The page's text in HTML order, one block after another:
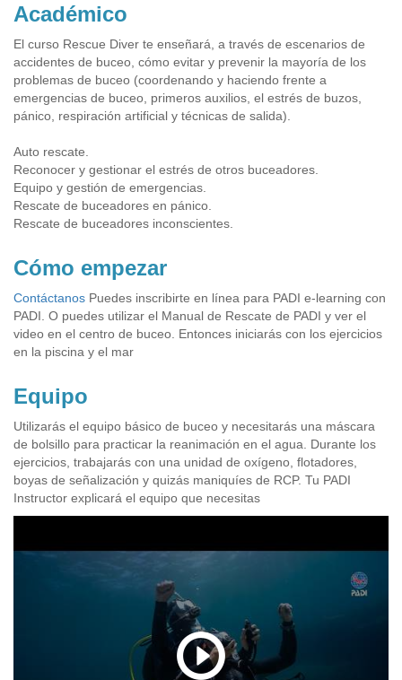
Académico
El curso Rescue Diver te enseñará, a través de escenarios de
accidentes de buceo, cómo evitar y prevenir la mayoría de los
problemas de buceo (coordenando y haciendo frente a
emergencias de buceo, primeros auxilios, el estrés de buzos,
pánico, respiración artificial y técnicas de salida).
Auto rescate.
Reconocer y gestionar el estrés de otros buceadores.
Equipo y gestión de emergencias.
Rescate de buceadores en pánico.
Rescate de buceadores inconscientes.
Cómo empezar
Contáctanos Puedes inscribirte en línea para PADI e-learning con
PADI. O puedes utilizar el Manual de Rescate de PADI y ver el
video en el centro de buceo. Entonces iniciarás con los ejercicios
en la piscina y el mar
Equipo
Utilizarás el equipo básico de buceo y necesitarás una máscara
de bolsillo para practicar la reanimación en el agua. Durante los
ejercicios, trabajarás con una unidad de oxígeno, flotadores,
boyas de señalización y quizás maniquíes de RCP. Tu PADI
Instructor explicará el equipo que necesitas